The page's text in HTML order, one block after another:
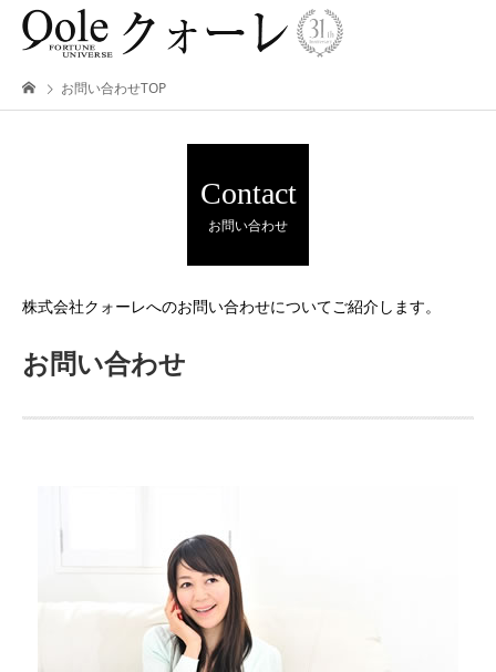
お問い合わせTOP
Contact
お問い合わせ
株式会社クォーレへのお問い合わせについてご紹介します。
お問い合わせ